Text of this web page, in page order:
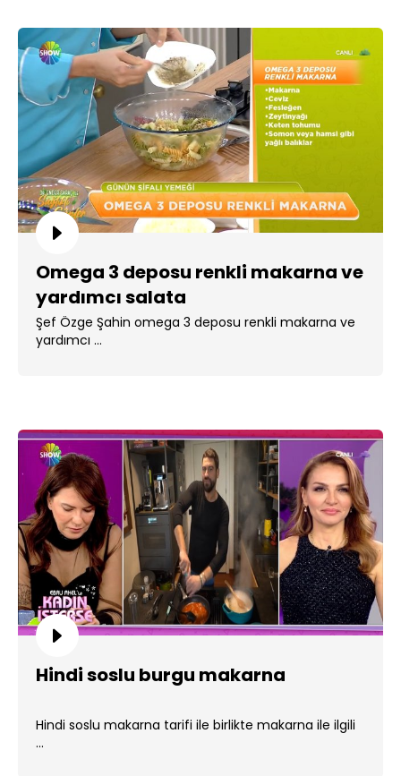
Omega 3 deposu renkli makarna ve
yardımcı salata
Şef Özge Şahin omega 3 deposu renkli makarna ve
yardımcı ...
Hindi soslu burgu makarna
Hindi soslu makarna tarifi ile birlikte makarna ile ilgili
...